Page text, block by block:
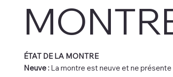
ÉTAT DE LA MONTRE
Neuve :La montre est neuve et ne présente